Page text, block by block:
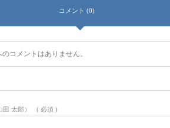
コメント (0)
コメントはありません。
太郎） ( 必須 )